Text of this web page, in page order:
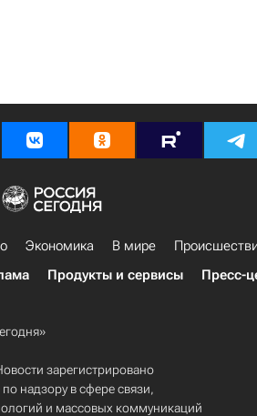
Экономика В мире
Продукты и сервисы Пресс-
зарегистрировано
надзору в сфере связи,
и массовых коммуникаций